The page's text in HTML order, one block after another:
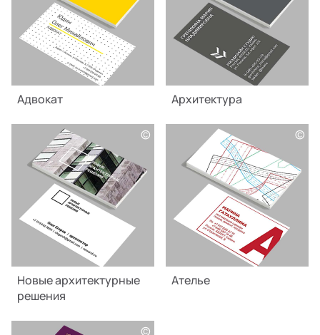
Адвокат Архитектура
©
Новые архитектурные
решения
©
Ателье
©